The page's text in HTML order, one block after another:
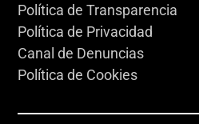
Política de Transparencia
Política de Privacidad
Canal de Denuncias
Política de Cookies